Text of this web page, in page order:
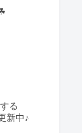
る
新中♪